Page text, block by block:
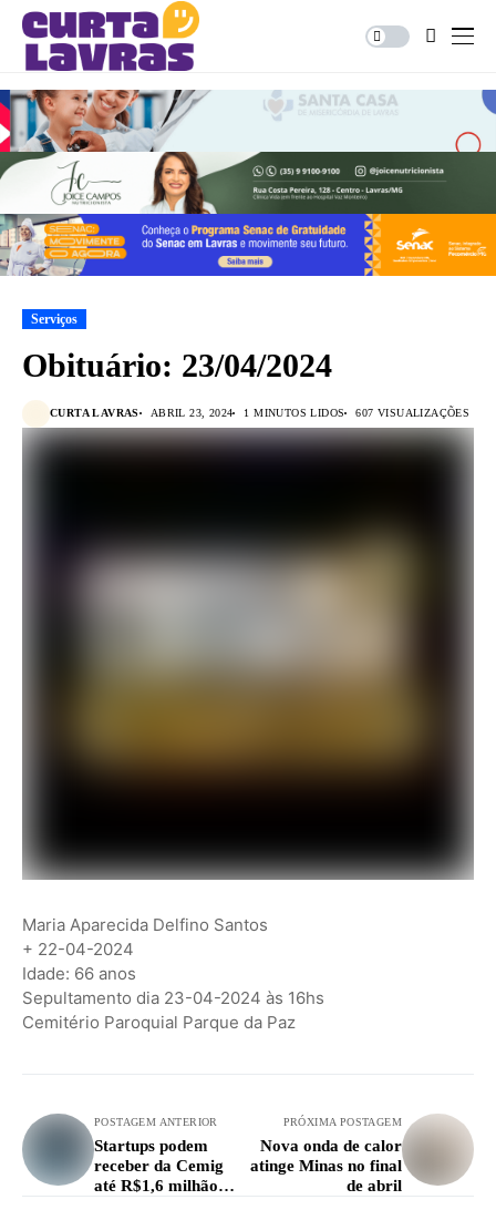
Serviços
Obituário: 23/04/2024
CURTA LAVRAS ABRIL 23, 2024 1 MINUTOS LIDOS 607 VISUALIZAÇÕES
Maria Aparecida Delfino Santos
+ 22-04-2024
Idade: 66 anos
Sepultamento dia 23-04-2024 às 16hs
Cemitério Paroquial Parque da Paz
POSTAGEM ANTERIOR
Startups podem
receber da Cemig
até R$1,6 milhão
PRÓXIMA POSTAGEM
Nova onda de calor
atinge Minas no final
de abril